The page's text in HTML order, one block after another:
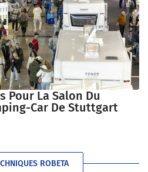
Pour La Salon Du
Car De Stuttgart
ROBETA